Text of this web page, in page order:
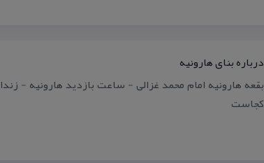
درباره بنای هارونیه
بقعه هارونیه امام محمد غزالی - ساعت بازدید هارونیه -
كجاست